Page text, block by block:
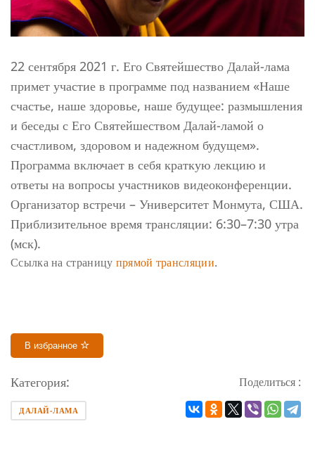
22 сентября 2021 г. Его Святейшество Далай-лама
примет участие в программе под названием «Наше
счастье, наше здоровье, наше будущее: размышления
и беседы с Его Святейшеством Далай-ламой о
счастливом, здоровом и надежном будущем».
Программа включает в себя краткую лекцию и
ответы на вопросы участников видеоконференции.
Организатор встречи – Университет Монмута, США.
Приблизительное время трансляции: 6:30–7:30 утра
(мск).
Ссылка на страницу прямой трансляции.
В избранное
Категория:
ДАЛАЙ-ЛАМА
Поделиться :